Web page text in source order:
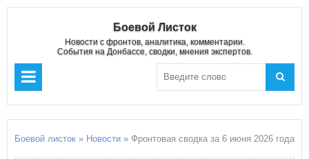
Боевой Листок
Новости с фронтов, аналитика, комментарии.
События на Донбассе, сводки, мнения экспертов.
Боевой листок » Новости » Фронтовая сводка за 6 июня 2026 года